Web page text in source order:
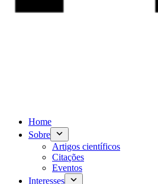
Home
Sobre
Artigos científicos
Citações
Eventos
Interesses